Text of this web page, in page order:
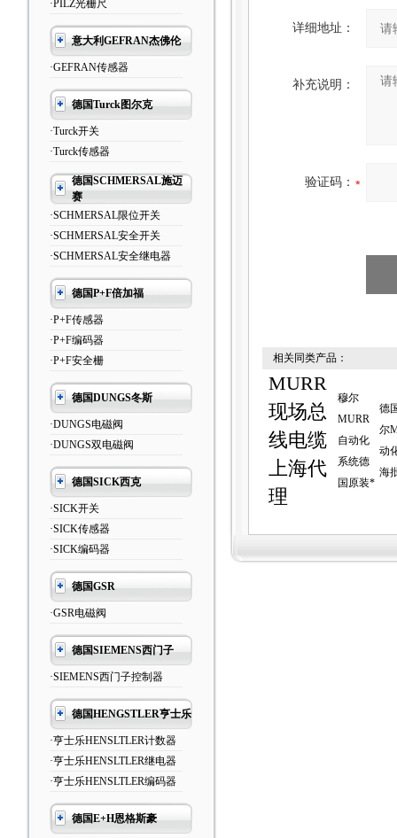
·PILZ光栅尺
意大利GEFRAN杰佛伦
·GEFRAN传感器
德国Turck图尔克
·Turck开关
·Turck传感器
德国SCHMERSAL施迈
赛
·SCHMERSAL限位开关
·SCHMERSAL安全开关
·SCHMERSAL安全继电器
德国P+F倍加福
·P+F传感器
·P+F编码器
·P+F安全栅
德国DUNGS冬斯
·DUNGS电磁阀
·DUNGS双电磁阀
德国SICK西克
·SICK开关
·SICK传感器
·SICK编码器
德国GSR
·GSR电磁阀
德国SIEMENS西门子
·SIEMENS西门子控制器
德国HENGSTLER亨士乐
·亨士乐HENSLTLER计数器
·亨士乐HENSLTLER继电器
·亨士乐HENSLTLER编码器
德国E+H恩格斯豪
详细地址：
补充说明：
验证码：
相关同类产品：
MURR
现场总
线电缆
上海代
理
穆尔
MURR
自动化
系统德
国原装*
德
尔
动
海